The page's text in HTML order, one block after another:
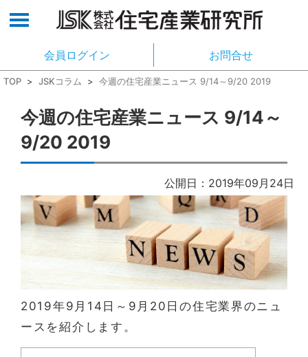
会員ログイン お問合せ
TOP > JSKコラム > 今週の住宅産業ニュース 9/14～9/20 2019
今週の住宅産業ニュース 9/14～
9/20 2019
公開日：2019年09月24日
2019年9月14日～9月20日の住宅業界のニュ
ースを紹介します。